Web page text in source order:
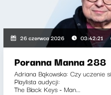
26 czerwca 2026 03:42:21
Poranna Manna 288
Adriana Bąkowska: Czy uczenie
Playlista audycji:
The Black Keys - Man...